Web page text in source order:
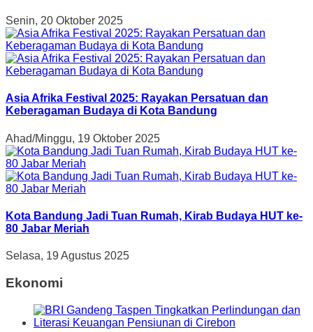
Senin, 20 Oktober 2025
Asia Afrika Festival 2025: Rayakan Persatuan dan
Keberagaman Budaya di Kota Bandung
Ahad/Minggu, 19 Oktober 2025
Kota Bandung Jadi Tuan Rumah, Kirab Budaya HUT ke-
80 Jabar Meriah
Selasa, 19 Agustus 2025
Ekonomi